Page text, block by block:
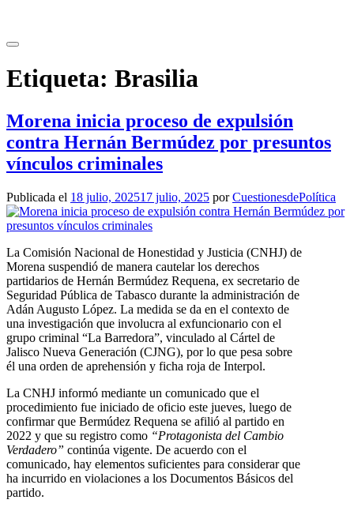
contenido
Etiqueta: Brasilia
Morena inicia proceso de expulsión
contra Hernán Bermúdez por presuntos
vínculos criminales
Publicada el 18 julio, 202517 julio, 2025 porCuestionesdePolítica
La Comisión Nacional de Honestidad y Justicia (CNHJ) de
Morena suspendió de manera cautelar los derechos
partidarios de Hernán Bermúdez Requena, ex secretario de
Seguridad Pública de Tabasco durante la administración de
Adán Augusto López. La medida se da en el contexto de
una investigación que involucra al exfuncionario con el
grupo criminal “La Barredora”, vinculado al Cártel de
Jalisco Nueva Generación (CJNG), por lo que pesa sobre
él una orden de aprehensión y ficha roja de Interpol.
La CNHJ informó mediante un comunicado que el
procedimiento fue iniciado de oficio este jueves, luego de
confirmar que Bermúdez Requena se afilió al partido en
2022 y que su registro como “Protagonista del Cambio
Verdadero” continúa vigente. De acuerdo con el
comunicado, hay elementos suficientes para considerar que
ha incurrido en violaciones a los Documentos Básicos del
partido.